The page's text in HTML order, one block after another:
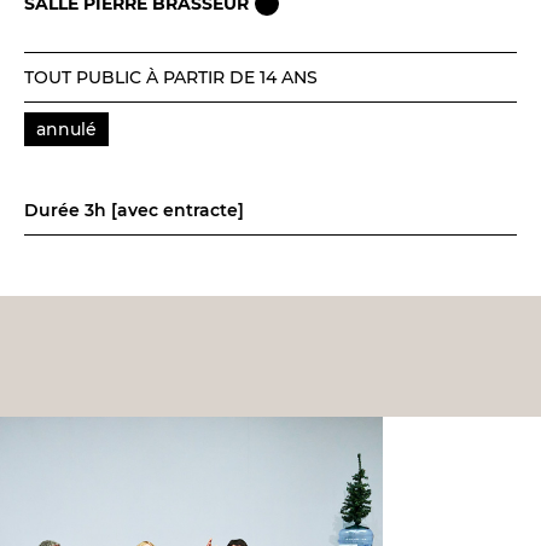
TOUT PUBLIC À PARTIR DE 14 ANS
annulé
Durée 3h [avec entracte]